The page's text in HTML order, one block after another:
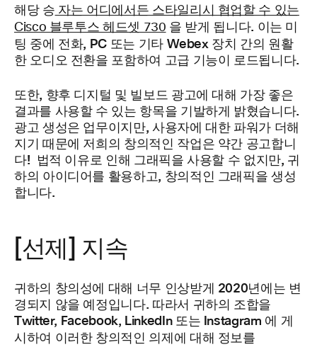
해당 승 자는 어디에서든 스타일리시 협업할 수 있는
Cisco 블루투스 헤드셋 730 을 받게 됩니다. 이는 미
팅 중에 전화, PC 또는 기타 Webex 장치 간의 원활
한 오디오 전환을 포함하여 고급 기능이 로드됩니다.
또한, 향후 디지털 및 빌보드 광고에 대해 가장 좋은
결과를 사용할 수 있는 항목을 기발하게 밝혔습니다.
광고 생성은 업무이지만, 사용자에 대한 파워가 더해
지기 때문에 저희의 창의적인 작업은 약간 공고합니
다! 법적 이유로 인해 그래픽을 사용할 수 없지만, 귀
하의 아이디어를 활용하고, 창의적인 그래픽을 생성
합니다.
[선제] 지속
귀하의 창의성에 대해 너무 인상받게 2020년에는 변
경되지 않을 예정입니다. 따라서 귀하의 조합을
Twitter, Facebook, LinkedIn 또는 Instagram 에 게
시하여 이러한 창의적인 의제에 대해 정보를